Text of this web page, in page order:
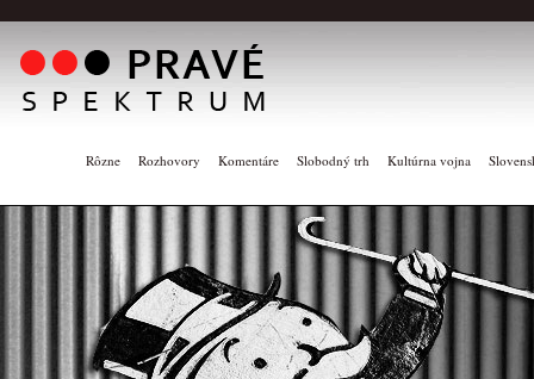
Rôzne Rozhovory Komentáre Slobodný trh Kultúrna vojna